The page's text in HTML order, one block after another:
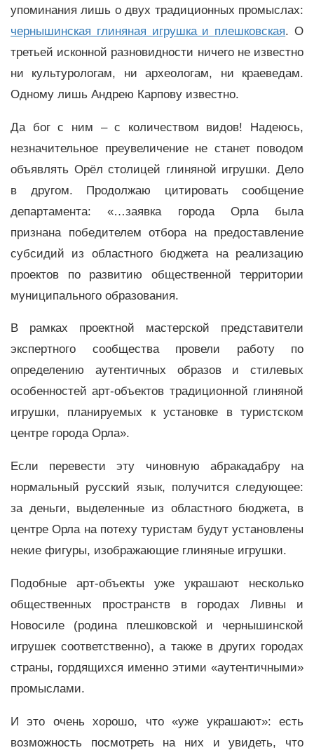
упоминания лишь о двух традиционных промыслах:
чернышинская глиняная игрушка и плешковская. О
третьей исконной разновидности ничего не известно
ни культурологам, ни археологам, ни краеведам.
Одному лишь Андрею Карпову известно.
Да бог с ним – с количеством видов! Надеюсь,
незначительное преувеличение не станет поводом
объявлять Орёл столицей глиняной игрушки. Дело
в другом. Продолжаю цитировать сообщение
департамента: «…заявка города Орла была
признана победителем отбора на предоставление
субсидий из областного бюджета на реализацию
проектов по развитию общественной территории
муниципального образования.
В рамках проектной мастерской представители
экспертного сообщества провели работу по
определению аутентичных образов и стилевых
особенностей арт-объектов традиционной глиняной
игрушки, планируемых к установке в туристском
центре города Орла».
Если перевести эту чиновную абракадабру на
нормальный русский язык, получится следующее:
за деньги, выделенные из областного бюджета, в
центре Орла на потеху туристам будут установлены
некие фигуры, изображающие глиняные игрушки.
Подобные арт-объекты уже украшают несколько
общественных пространств в городах Ливны и
Новосиле (родина плешковской и чернышинской
игрушек соответственно), а также в других городах
страны, гордящихся именно этими «аутентичными»
промыслами.
И это очень хорошо, что «уже украшают»: есть
возможность посмотреть на них и увидеть, что